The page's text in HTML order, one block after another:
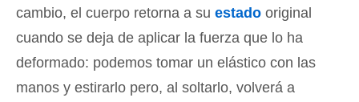
cambio, el cuerpo retorna a su estado original
cuando se deja de aplicar la fuerza que lo ha
deformado: podemos tomar un elástico con las
manos y estirarlo pero, al soltarlo, volverá a